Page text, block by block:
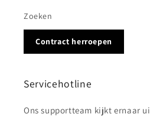
Zoeken
Contract herroepen
Servicehotline
Ons supportteam kijkt ernaar